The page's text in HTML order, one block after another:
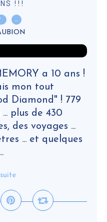
!!!
…
a 10 ans !
mon tout
Diamond" ! 779
plus de 430
des voyages ...
... et quelques